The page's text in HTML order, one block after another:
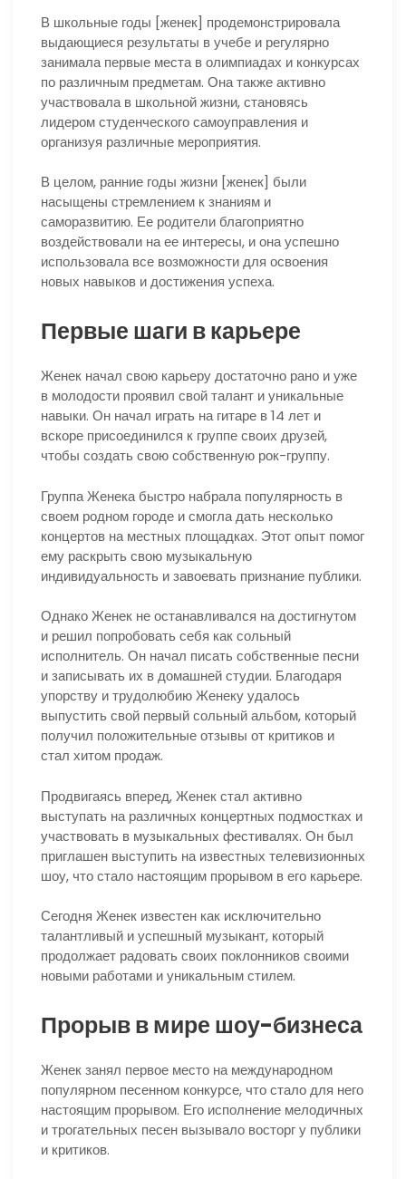
В школьные годы [женек] продемонстрировала
выдающиеся результаты в учебе и регулярно
занимала первые места в олимпиадах и конкурсах
по различным предметам. Она также активно
участвовала в школьной жизни, становясь
лидером студенческого самоуправления и
организуя различные мероприятия.
В целом, ранние годы жизни [женек] были
насыщены стремлением к знаниям и
саморазвитию. Ее родители благоприятно
воздействовали на ее интересы, и она успешно
использовала все возможности для освоения
новых навыков и достижения успеха.
Первые шаги в карьере
Женек начал свою карьеру достаточно рано и уже
в молодости проявил свой талант и уникальные
навыки. Он начал играть на гитаре в 14 лет и
вскоре присоединился к группе своих друзей,
чтобы создать свою собственную рок-группу.
Группа Женека быстро набрала популярность в
своем родном городе и смогла дать несколько
концертов на местных площадках. Этот опыт помог
ему раскрыть свою музыкальную
индивидуальность и завоевать признание публики.
Однако Женек не останавливался на достигнутом
и решил попробовать себя как сольный
исполнитель. Он начал писать собственные песни
и записывать их в домашней студии. Благодаря
упорству и трудолюбию Женеку удалось
выпустить свой первый сольный альбом, который
получил положительные отзывы от критиков и
стал хитом продаж.
Продвигаясь вперед, Женек стал активно
выступать на различных концертных подмостках и
участвовать в музыкальных фестивалях. Он был
приглашен выступить на известных телевизионных
шоу, что стало настоящим прорывом в его карьере.
Сегодня Женек известен как исключительно
талантливый и успешный музыкант, который
продолжает радовать своих поклонников своими
новыми работами и уникальным стилем.
Прорыв в мире шоу-бизнеса
Женек занял первое место на международном
популярном песенном конкурсе, что стало для него
настоящим прорывом. Его исполнение мелодичных
и трогательных песен вызывало восторг у публики
и критиков.